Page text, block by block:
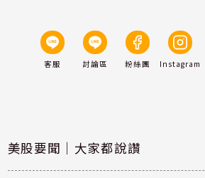
客服 討論區 粉絲團 Instagram
美股要聞｜大家都說讚